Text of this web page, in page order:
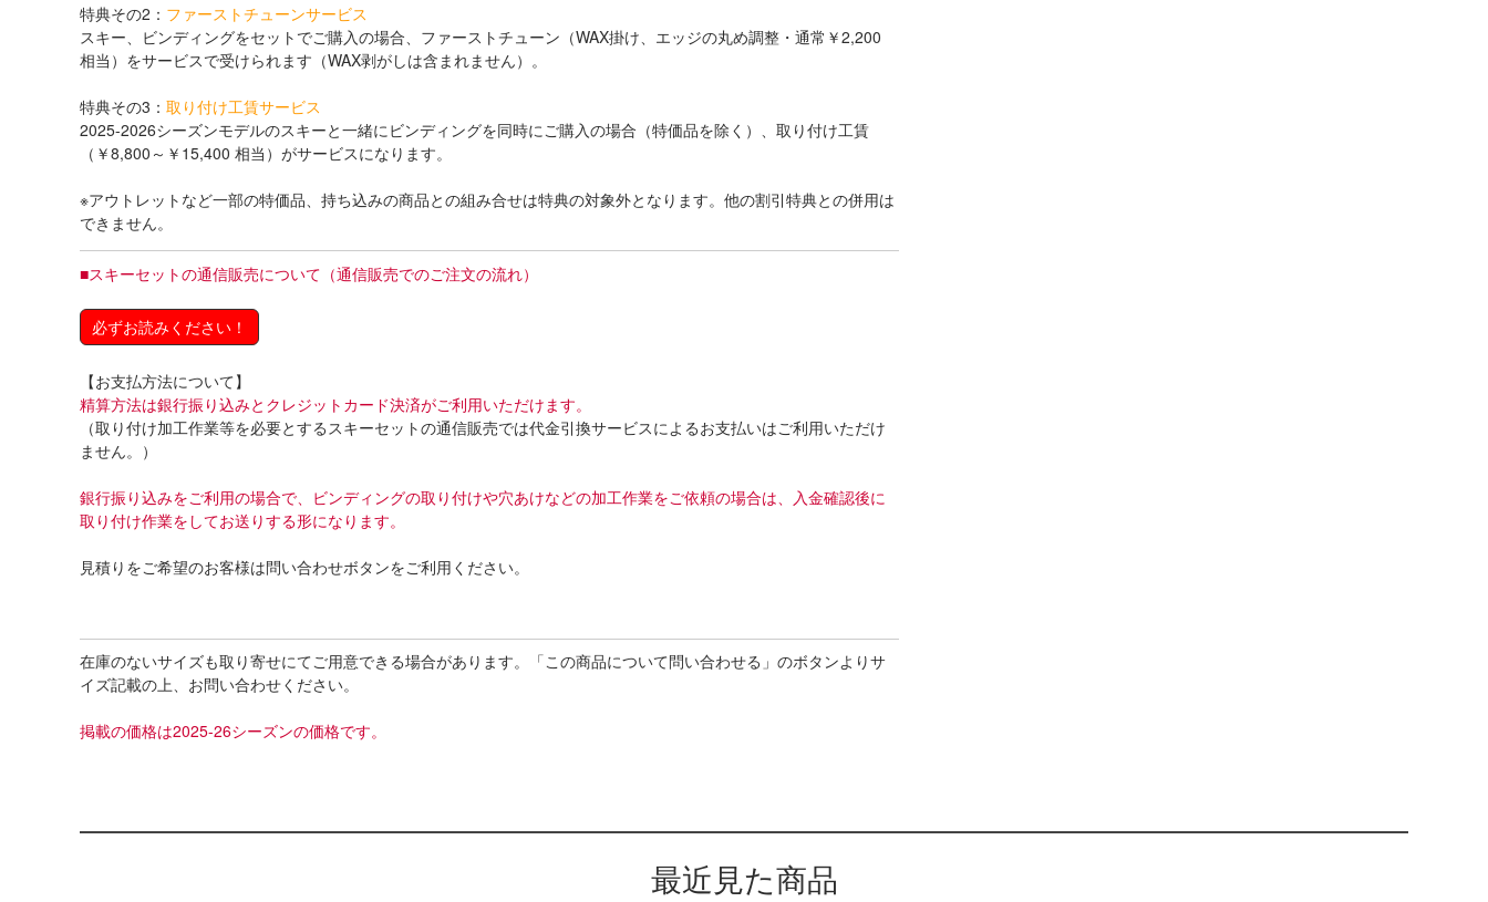
特典その2： ファーストチューンサービス
スキー、ビンディングをセットでご購入の場合、ファーストチューン（WAX掛け、エッジの丸め調整・通常￥2,200
相当）をサービスで受けられます（WAX剥がしは含まれません）。
特典その3： 取り付け工賃サービス
2025-2026シーズンモデルのスキーと一緒にビンディングを同時にご購入の場合（特価品を除く）、取り付け工賃
（￥8,800～￥15,400 相当）がサービスになります。
※アウトレットなど一部の特価品、持ち込みの商品との組み合せは特典の対象外となります。他の割引特典との併用は
できません。
■スキーセットの通信販売について（通信販売でのご注文の流れ）
必ずお読みください！
【お支払方法について】
精算方法は銀行振り込みとクレジットカード決済がご利用いただけます。
（取り付け加工作業等を必要とするスキーセットの通信販売では代金引換サービスによるお支払いはご利用いただけ
ません。）
銀行振り込みをご利用の場合で、ビンディングの取り付けや穴あけなどの加工作業をご依頼の場合は、入金確認後に
取り付け作業をしてお送りする形になります。
見積りをご希望のお客様は問い合わせボタンをご利用ください。
在庫のないサイズも取り寄せにてご用意できる場合があります。「この商品について問い合わせる」のボタンよりサ
イズ記載の上、お問い合わせください。
掲載の価格は2025-26シーズンの価格です。
最近見た商品